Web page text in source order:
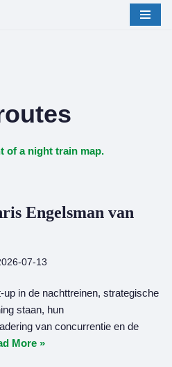
Engelsman van
07-13
in de nachttreinen, strategische
staan, hun
van concurrentie en de
More »